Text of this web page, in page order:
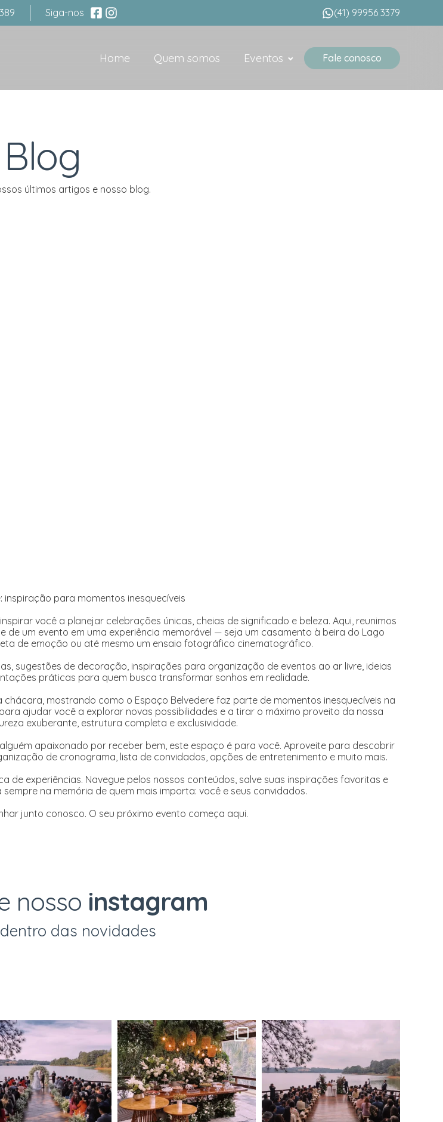
Siga-nos (41) 99956 3379
Home Quem somos Eventos Fale conosco
Blog
últimos artigos e nosso blog.
inspiração para momentos inesquecíveis
você a planejar celebrações únicas, cheias de significado e beleza. Aqui, reunimos
um evento em uma experiência memorável — seja um casamento à beira do Lago
de emoção ou até mesmo um ensaio fotográfico cinematográfico.
sugestões de decoração, inspirações para organização de eventos ao ar livre, ideias
práticas para quem busca transformar sonhos em realidade.
mostrando como o Espaço Belvedere faz parte de momentos inesquecíveis na
ajudar você a explorar novas possibilidades e a tirar o máximo proveito da nossa
exuberante, estrutura completa e exclusividade.
apaixonado por receber bem, este espaço é para você. Aproveite para descobrir
de cronograma, lista de convidados, opções de entretenimento e muito mais.
de experiências. Navegue pelos nossos conteúdos, salve suas inspirações favoritas e
na memória de quem mais importa: você e seus convidados.
junto conosco. O seu próximo evento começa aqui.
nosso instagram
das novidades